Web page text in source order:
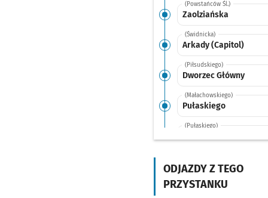
(Powstańców Śl.)
Zaolziańska
(Świdnicka)
Arkady (Capitol)
(Piłsudskiego)
Dworzec Główny
(Małachowskiego)
Pułaskiego
(Pułaskiego)
Komuny Paryskiej
(Traugutta)
ODJAZDY Z TEGO
PRZYSTANKU